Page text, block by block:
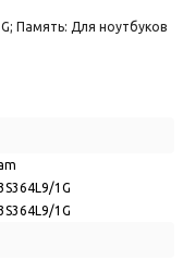
Память: Для ноутбуков
1G
1G